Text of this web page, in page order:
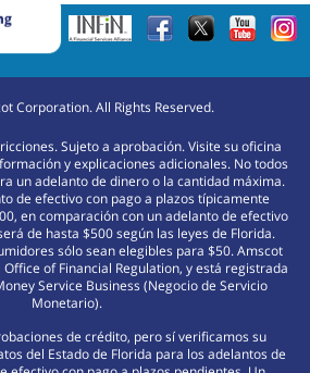
Corporation. All Rights Reserved.
Sujeto a aprobación. Visite su oficina
y explicaciones adicionales. No todos
un adelanto de dinero o la cantidad máxima.
de efectivo con pago a plazos típicamente
en comparación con un adelanto de efectivo
de hasta $500 según las leyes de Florida.
sólo sean elegibles para $50. Amscot
of Financial Regulation, y está registrada
Service Business (Negocio de Servicio
Monetario).
de crédito, pero sí verificamos su
del Estado de Florida para los adelantos de